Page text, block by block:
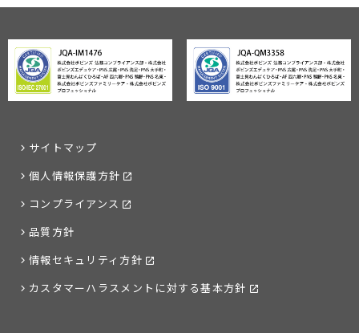
サイトマップ
個人情報保護方針
コンプライアンス
品質方針
情報セキュリティ方針
カスタマーハラスメントに対する基本方針